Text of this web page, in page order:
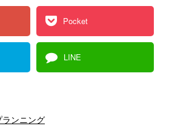
Pocket
LINE
ンニング